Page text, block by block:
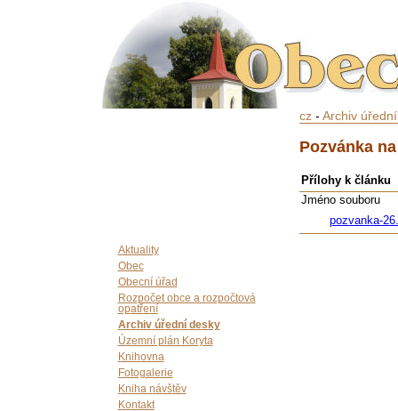
Aktuality
Obec
Obecní úřad
Rozpočet obce a rozpočtová
opatření
Archiv úřední desky
Územní plán Koryta
Knihovna
Fotogalerie
Kniha návštěv
Kontakt
cz- Archiv
Pozvánka
Přílohy k článku
Jméno souboru
pozvanka-